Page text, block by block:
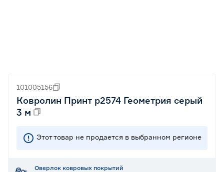
101005156
Ковролин Принт р2574 Геометрия серый
3 м
Этот товар не продается в выбранном регионе
Оверлок ковровых покрытий